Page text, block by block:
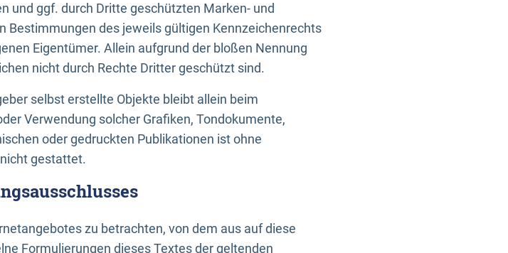
und ggf. durch Dritte geschützten Marken- und
Bestimmungen des jeweils gültigen Kennzeichenrechts
Eigentümer. Allein aufgrund der bloßen Nennung
nicht durch Rechte Dritter geschützt sind.
selbst erstellte Objekte bleibt allein beim
Verwendung solcher Grafiken, Tondokumente,
oder gedruckten Publikationen ist ohne
gestattet.
zu betrachten, von dem aus auf diese
Formulierungen dieses Textes der geltenden